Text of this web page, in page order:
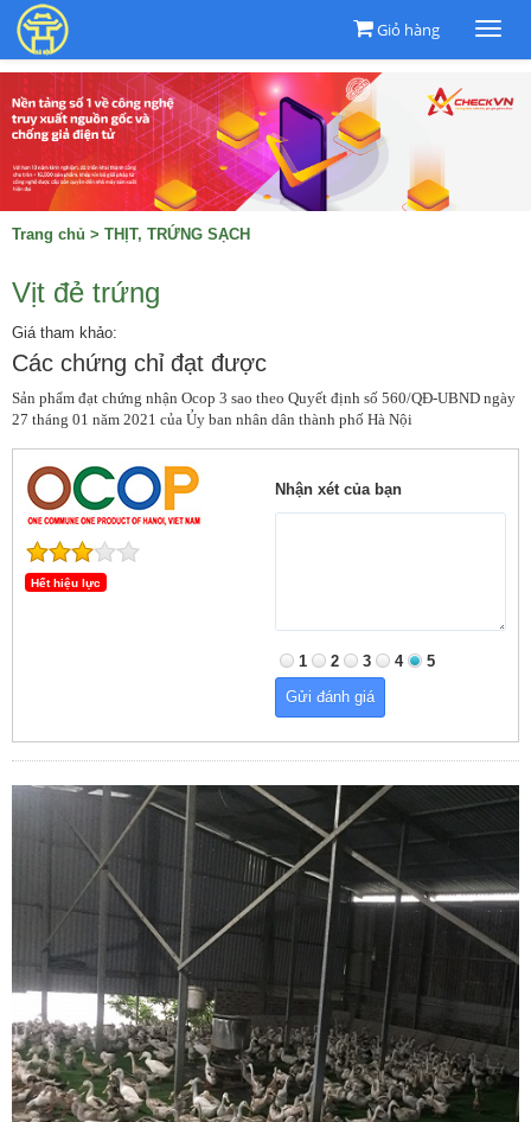
Giỏ hàng
Trang chủ > THỊT, TRỨNG SẠCH
Vịt đẻ trứng
Giá tham khảo:
Các chứng chỉ đạt được
Sản phẩm đạt chứng nhận Ocop 3 sao theo Quyết định số 560/QĐ-UBND ngày
27 tháng 01 năm 2021 của Ủy ban nhân dân thành phố Hà Nội
Hết hiệu lực
Nhận xét của bạn
1 2 3 4 5